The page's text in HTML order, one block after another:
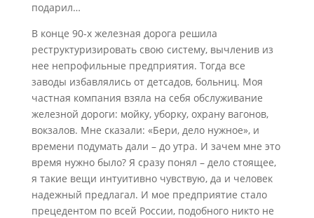
подарил…
В конце 90-х железная дорога решила
реструктуризировать свою систему, вычленив из
нее непрофильные предприятия. Тогда все
заводы избавлялись от детсадов, больниц. Моя
частная компания взяла на себя обслуживание
железной дороги: мойку, уборку, охрану вагонов,
вокзалов. Мне сказали: «Бери, дело нужное», и
времени подумать дали – до утра. И зачем мне это
время нужно было? Я сразу понял – дело стоящее,
я такие вещи интуитивно чувствую, да и человек
надежный предлагал. И мое предприятие стало
прецедентом по всей России, подобного никто не